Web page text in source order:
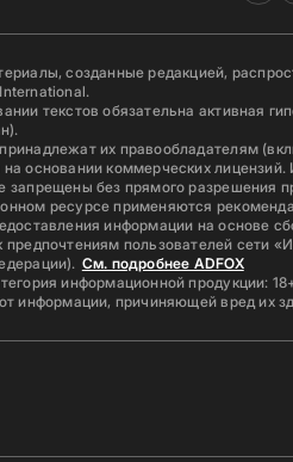
созданные редакцией,
текстов обязательна активная
их правообладателям
основании коммерческих лицензий.
запрещены без прямого разрешения
ресурсе применяются
информации на основе
предпочтениям пользователей сети
См. подробнее ADFOX
информационной продукции:
информации, причиняющей вред их